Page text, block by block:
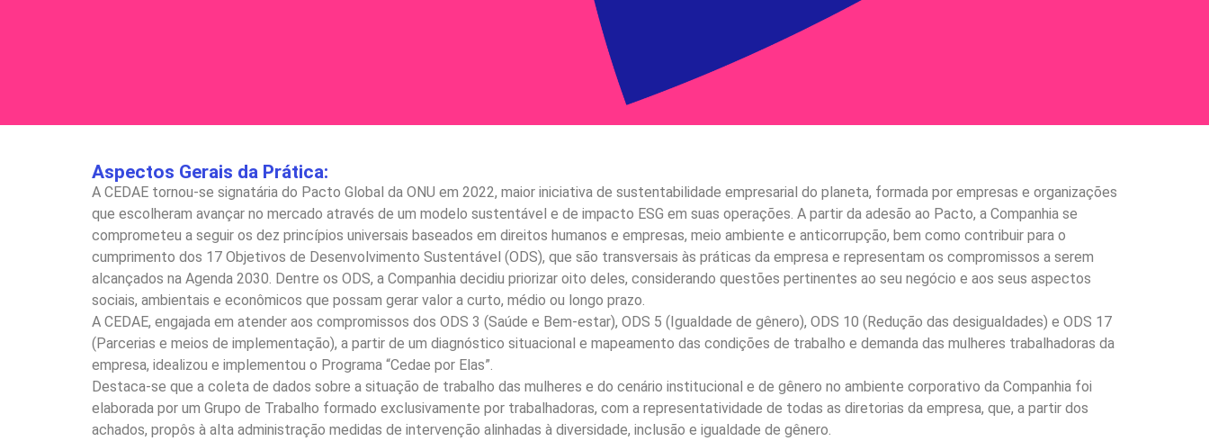
Aspectos Gerais da Prática:
A CEDAE tornou-se signatária do Pacto Global da ONU em 2022, maior iniciativa de sustentabilidade empresarial do planeta, formada por empresas e organizações
que escolheram avançar no mercado através de um modelo sustentável e de impacto ESG em suas operações. A partir da adesão ao Pacto, a Companhia se
comprometeu a seguir os dez princípios universais baseados em direitos humanos e empresas, meio ambiente e anticorrupção, bem como contribuir para o
cumprimento dos 17 Objetivos de Desenvolvimento Sustentável (ODS), que são transversais às práticas da empresa e representam os compromissos a serem
alcançados na Agenda 2030. Dentre os ODS, a Companhia decidiu priorizar oito deles, considerando questões pertinentes ao seu negócio e aos seus aspectos
sociais, ambientais e econômicos que possam gerar valor a curto, médio ou longo prazo.
A CEDAE, engajada em atender aos compromissos dos ODS 3 (Saúde e Bem-estar), ODS 5 (Igualdade de gênero), ODS 10 (Redução das desigualdades) e ODS 17
(Parcerias e meios de implementação), a partir de um diagnóstico situacional e mapeamento das condições de trabalho e demanda das mulheres trabalhadoras da
empresa, idealizou e implementou o Programa “Cedae por Elas”.
Destaca-se que a coleta de dados sobre a situação de trabalho das mulheres e do cenário institucional e de gênero no ambiente corporativo da Companhia foi
elaborada por um Grupo de Trabalho formado exclusivamente por trabalhadoras, com a representatividade de todas as diretorias da empresa, que, a partir dos
achados, propôs à alta administração medidas de intervenção alinhadas à diversidade, inclusão e igualdade de gênero.